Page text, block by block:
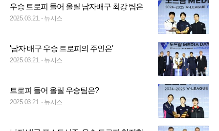
우승 트로피 들어 올릴 남자배구 최강 팀은
2025.03.21. 뉴시스
'남자 배구 우승 트로피의 주인은'
2025.03.21. 뉴시스
트로피 들어 올릴 우승팀은?
2025.03.21. 뉴시스